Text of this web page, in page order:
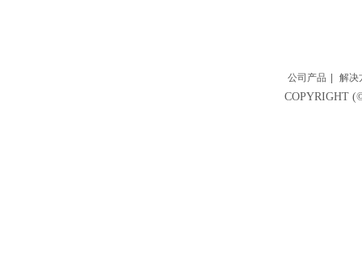
公司产品 解决
COPYRIGHT